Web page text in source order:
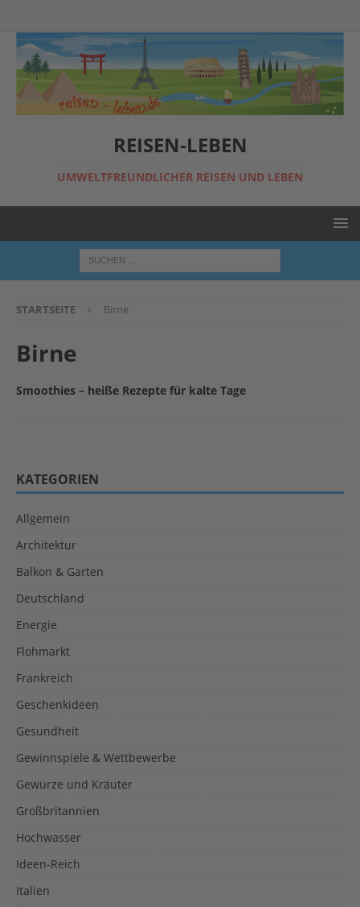
REISEN-LEBEN
UMWELTFREUNDLICHER REISEN UND LEBEN
STARTSEITE Birne
Birne
Smoothies – heiße Rezepte für kalte Tage
KATEGORIEN
Allgemein
Architektur
Balkon & Garten
Deutschland
Energie
Flohmarkt
Frankreich
Geschenkideen
Gesundheit
Gewinnspiele & Wettbewerbe
Gewürze und Kräuter
Großbritannien
Hochwasser
Ideen-Reich
Italien